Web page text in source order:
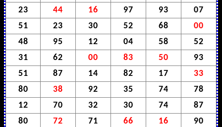
23
44 16 97 93
07
51
23 30 52 68
00
48
95 12 04 58
52
31
62 00 83 50
93
51
87 14 82 17
33
80
38 92 35 74
78
12
70 32 30 74
87
80
72 71 66 16
90